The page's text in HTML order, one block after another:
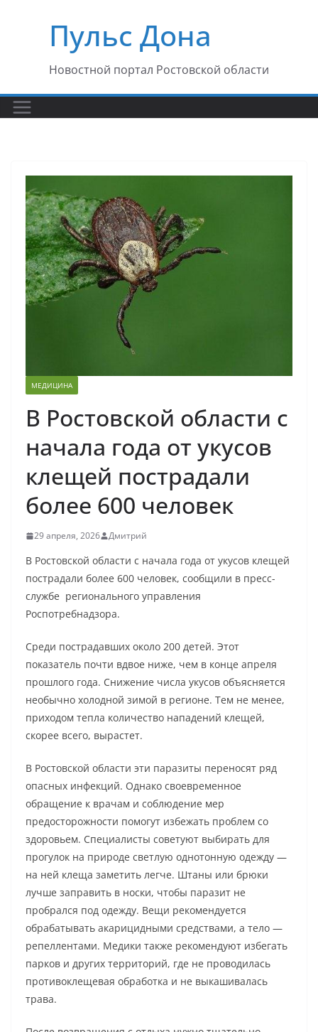
содержимомуПульс Дона
Новостной портал Ростовской области
МЕДИЦИНА
В Ростовской области с
начала года от укусов
клещей пострадали
более 600 человек
29 апреля, 2026 Дмитрий
В Ростовской области с начала года от укусов клещей
пострадали более 600 человек, сообщили в пресс-
службе регионального управления
Роспотребнадзора.
Среди пострадавших около 200 детей. Этот
показатель почти вдвое ниже, чем в конце апреля
прошлого года. Снижение числа укусов объясняется
необычно холодной зимой в регионе. Тем не менее,
приходом тепла количество нападений клещей,
скорее всего, вырастет.
В Ростовской области эти паразиты переносят ряд
опасных инфекций. Однако своевременное
обращение к врачам и соблюдение мер
предосторожности помогут избежать проблем со
здоровьем. Специалисты советуют выбирать для
прогулок на природе светлую однотонную одежду —
на ней клеща заметить легче. Штаны или брюки
лучше заправить в носки, чтобы паразит не
пробрался под одежду. Вещи рекомендуется
обрабатывать акарицидными средствами, а тело —
репеллентами. Медики также рекомендуют избегать
парков и других территорий, где не проводилась
противоклещевая обработка и не выкашивалась
трава.